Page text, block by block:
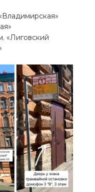
«Лиговский